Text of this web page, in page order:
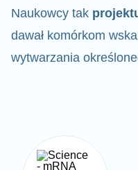
dawał komórkom
wytwarzania